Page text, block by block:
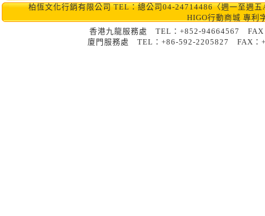
柏恆文化行銷有限公司 TEL：總公司04-24714486〈週一至週
HIGO行動商城 專利
香港九龍服務處 TEL：+852-94664567
廈門服務處 TEL：+86-592-2205827 FAX